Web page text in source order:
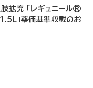
拡充 「レギュニール®
」薬価基準収載のお